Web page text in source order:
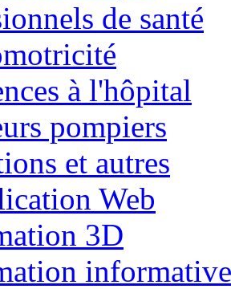
de santé
à l'hôpital
pompiers
et autres
Web
3D
informative